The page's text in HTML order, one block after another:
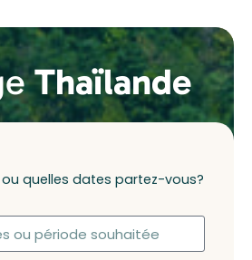
Thaïlande
quelles dates partez-vous?